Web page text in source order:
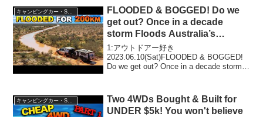
トドアー好き2025.01.22(Wed)...
FLOODED & BOGGED! Do we
get out? Once in a decade
storm Floods Australia’s
DRIEST town!
1:アウトドアー好き
2023.06.10(Sat)FLOODED & BOGGED!
Do we get out? Once in a decade storm
キャンピングカー・SUV人気車種
Two 4WDs Bought & Built for
UNDER $5k! You won't believe